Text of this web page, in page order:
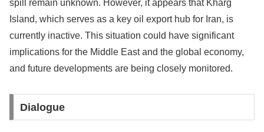
spill remain unknown. However, it appears that Kharg
Island, which serves as a key oil export hub for Iran, is
currently inactive. This situation could have significant
implications for the Middle East and the global economy,
and future developments are being closely monitored.
Dialogue